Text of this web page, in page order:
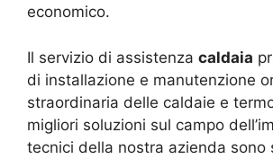
economico.
Il servizio di assistenza caldaia
di installazione e manutenzione
straordinaria delle caldaie e
migliori soluzioni sul campo
tecnici della nostra azienda sono